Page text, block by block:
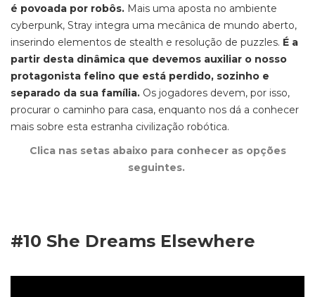
é povoada por robôs. Mais uma aposta no ambiente
cyberpunk, Stray integra uma mecânica de mundo aberto,
inserindo elementos de stealth e resolução de puzzles. É a
partir desta dinâmica que devemos auxiliar o nosso
protagonista felino que está perdido, sozinho e
separado da sua família. Os jogadores devem, por isso,
procurar o caminho para casa, enquanto nos dá a conhecer
mais sobre esta estranha civilização robótica.
Clica nas setas abaixo para conhecer as opções
seguintes.
#10 She Dreams Elsewhere